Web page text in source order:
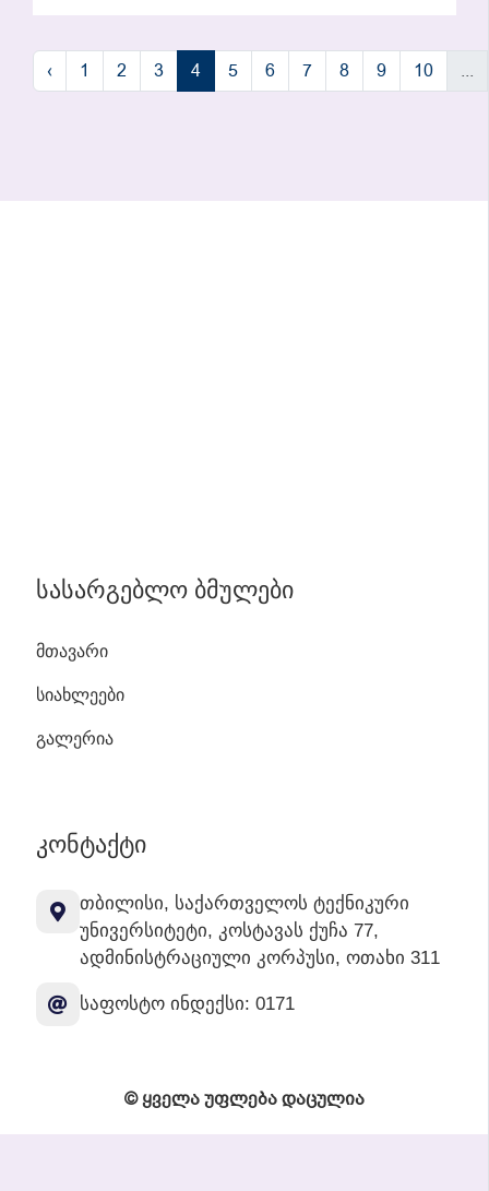
‹ 1 2 3 4 5 6 7 8 9 10 ...
ᲡᲐᲡᲐᲠᲒᲔᲑᲚᲝ ᲑᲛᲣᲚᲔᲑᲘ
ᲛᲗᲐᲕᲐᲠᲘ
ᲡᲘᲐᲮᲚᲔᲔᲑᲘ
ᲒᲐᲚᲔᲠᲘᲐ
ᲙᲝᲜᲢᲐᲥᲢᲘ
თბილისი, საქართველოს ტექნიკური
უნივერსიტეტი, კოსტავას ქუჩა 77,
ადმინისტრაციული კორპუსი, ოთახი 311
საფოსტო ინდექსი: 0171
© ყველა უფლება დაცულია